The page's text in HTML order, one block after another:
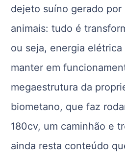
dejeto suíno gerado por
animais: tudo é
ou seja, energia elétrica
manter em
megaestrutura da
biometano, que faz
180cv, um caminhão e
ainda resta conteúdo